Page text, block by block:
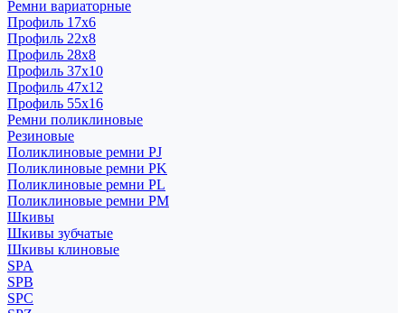
Ремни вариаторные
Профиль 17x6
Профиль 22x8
Профиль 28x8
Профиль 37x10
Профиль 47x12
Профиль 55x16
Ремни поликлиновые
Резиновые
Поликлиновые ремни PJ
Поликлиновые ремни PK
Поликлиновые ремни PL
Поликлиновые ремни PM
Шкивы
Шкивы зубчатые
Шкивы клиновые
SPA
SPB
SPC